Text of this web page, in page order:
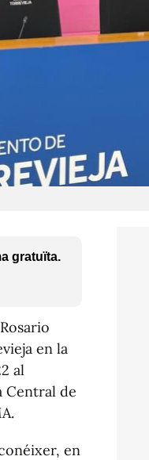
gratuïta.
en la
al
Central de
en